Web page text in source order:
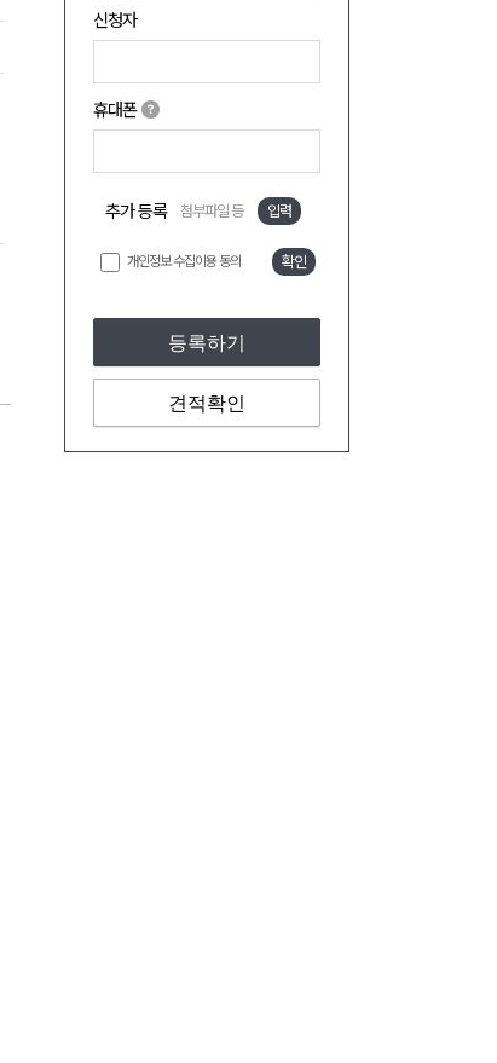
신청자
휴대폰
추가 등록 첨부파일 등 입력
개인정보 수집이용 동의 확인
등록하기
견적확인